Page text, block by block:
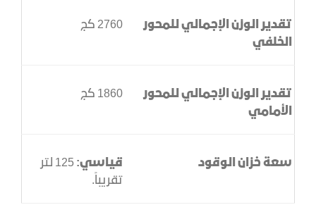
تقدير الوزن الإجمالي للمحور
الخلفي
2760 كج
تقدير الوزن الإجمالي للمحور
الأمامي
1860 كج
سعة خزان الوقود قياسي:
125 لتر
تقريباً.